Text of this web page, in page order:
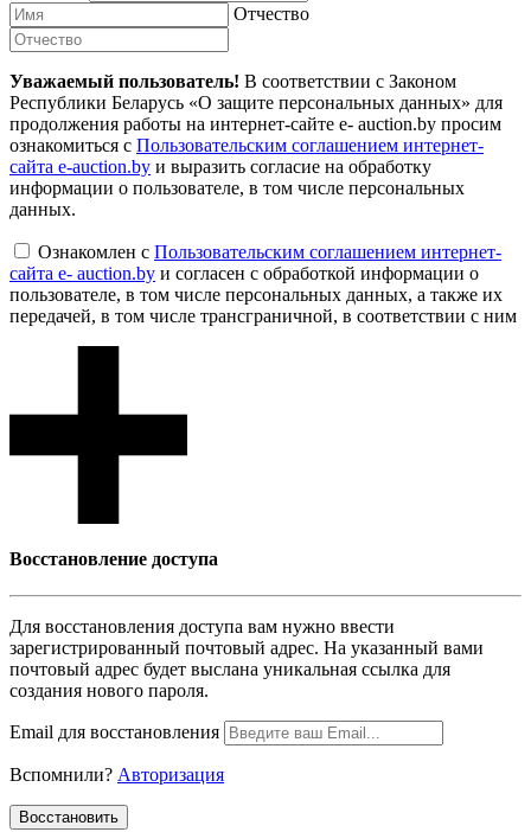
Отчество
Уважаемый пользователь! В соответствии с Законом
Республики Беларусь «О защите персональных данных» для
продолжения работы на интернет-сайте e- auction.by просим
ознакомиться с Пользовательским соглашением интернет-
сайта e-auction.by и выразить согласие на обработку
информации о пользователе, в том числе персональных
данных.
Ознакомлен с Пользовательским соглашением интернет-
сайта e- auction.by и согласен с обработкой информации о
пользователе, в том числе персональных данных, а также их
передачей, в том числе трансграничной, в соответствии с ним
Восcтановление доступа
Для восcтановления доступа вам нужно ввести
зарегистрированный почтовый адрес. На указанный вами
почтовый адрес будет выслана уникальная ссылка для
создания нового пароля.
Email для восcтановления
Вспомнили? Авторизация
Воcстановить